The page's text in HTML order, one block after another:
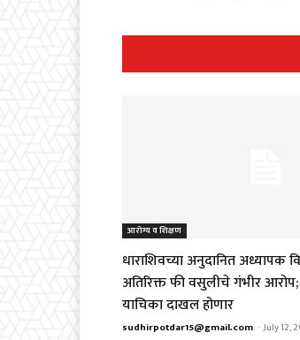
आरोग्य व शिक्षण
धाराशिवच्या अनुदानित अध्यापक
अतिरिक्त फी वसुलीचे गंभीर आरोप;
याचिका दाखल होणार
sudhirpotdar15@gmail.com - July 12,